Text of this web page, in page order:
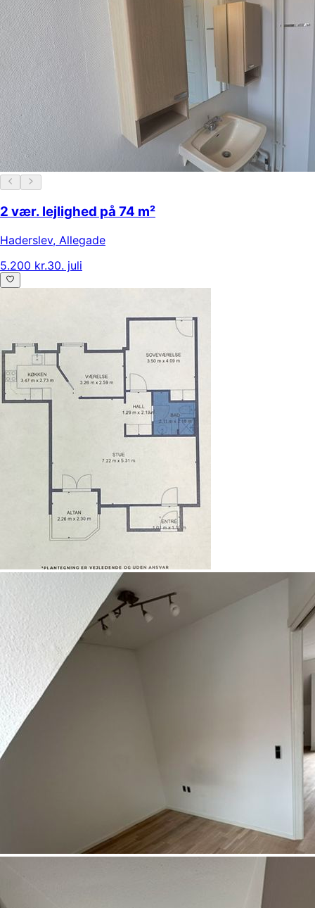
2 vær. lejlighed på 74 m²
Haderslev, Allegade
5.200 kr.30. juli